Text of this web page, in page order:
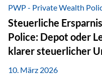
Stunden pro Jahr für
Versicherungsbranche.
von „gut beraten“ können
zentral erfasst und
zertifiziert Als zertifizierter
Webinare nun für die…
PWP - Private Wealth
Steuerliche
Police: Depot oder
klarer steuerlicher
10. März 2026